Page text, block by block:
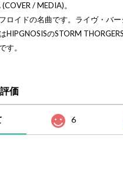
/ MEDIA)。
ロイドの名曲です。ライヴ・バ
HIPGNOSISのSTORM
す。
価
6